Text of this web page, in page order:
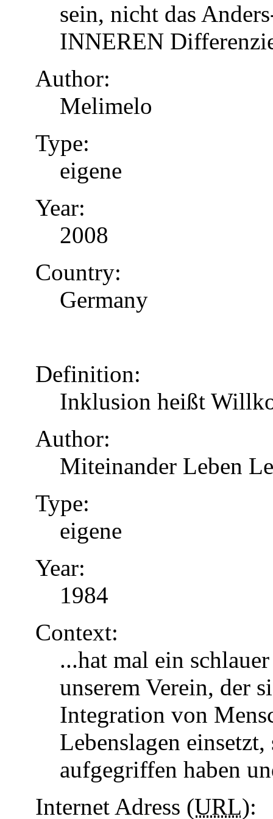
sein, nicht das
INNEREN
Author:
Melimelo
Type:
eigene
Year:
2008
Country:
Germany
Definition:
Inklusion heißt
Author:
Miteinander Leben
Type:
eigene
Year:
1984
Context:
...hat mal ein
unserem Verein, der
Integration von
Lebenslagen
aufgegriffen haben
Internet Adress (URL):